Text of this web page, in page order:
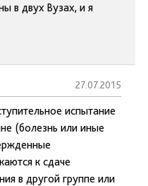
в двух Вузах, и я
27.07.2015
испытание
(болезнь или иные
к сдаче
в другой группе или